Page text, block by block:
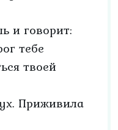
и говорит:
тебе
твоей
Приживила